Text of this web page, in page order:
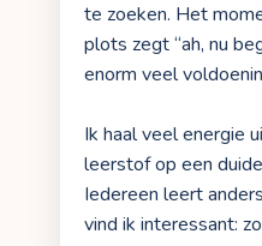
te zoeken. Het
plots zegt “ah, nu
enorm veel
Ik haal veel energie
leerstof op een
Iedereen leert
vind ik interessant: